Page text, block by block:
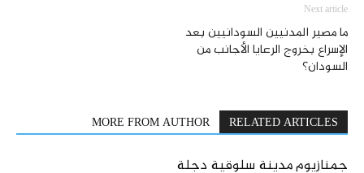
Next article
ما مصير المدنيين السودانيين بعد
الإسراع بخروج الرعايا الأجانب من
السودان؟
RELATED ARTICLES
MORE FROM AUTHOR
جمنازيوم مدينة سلوقية دجلة